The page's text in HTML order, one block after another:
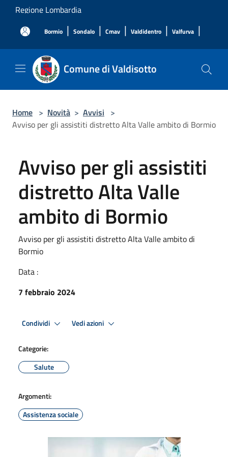
Salta al contenuto principale
Regione Lombardia
Bormio | Sondalo | Cmav | Valdidentro | Valfurva |
Comune di Valdisotto
Home > Novità > Avvisi >
Avviso per gli assistiti distretto Alta Valle ambito di Bormio
Avviso per gli assistiti
distretto Alta Valle
ambito di Bormio
Avviso per gli assistiti distretto Alta Valle ambito di
Bormio
Data :
7 febbraio 2024
Condividi Vedi azioni
Categorie:
Salute
Argomenti:
Assistenza sociale